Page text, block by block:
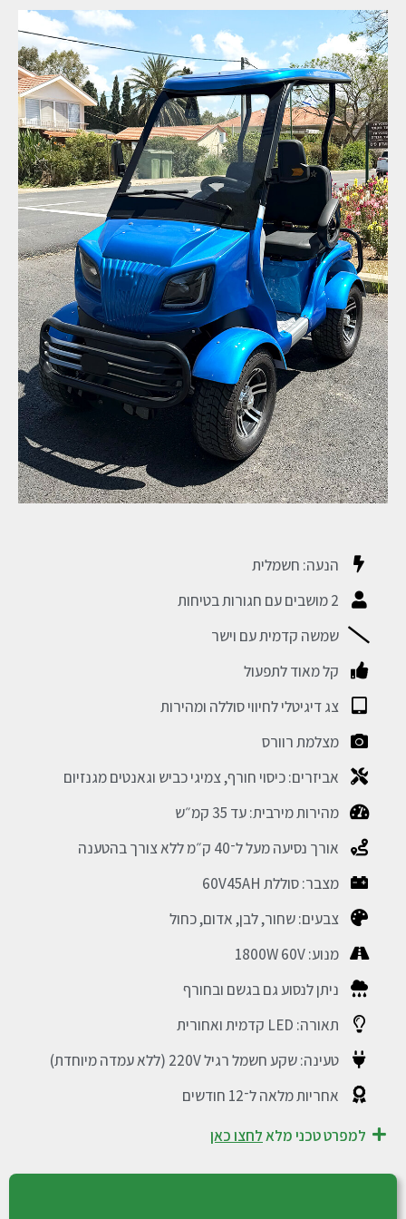
הנעה: חשמלית
2 מושבים עם חגורות בטיחות
שמשה קדמית עם וישר
קל מאוד לתפעול
צג דיגיטלי לחיווי סוללה ומהירות
מצלמת רוורס
אביזרים: כיסוי חורף, צמיגי כביש וגאנטים מגנזיום
מהירות מירבית: עד 35 קמ״ש
אורך נסיעה מעל ל־40 ק״מ ללא צורך בהטענה
מצבר: סוללת 60V45AH
צבעים: שחור, לבן, אדום, כחול
מנוע: 1800W 60V
ניתן לנסוע גם בגשם ובחורף
תאורה: LED קדמית ואחורית
טעינה: שקע חשמל רגיל 220V (ללא עמדה מיוחדת)
אחריות מלאה ל־12 חודשים
למפרט טכני מלאלחצו כאן